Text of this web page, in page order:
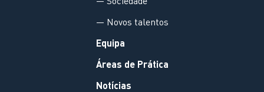
— Novos talentos
Equipa
Áreas de Prática
Notícias